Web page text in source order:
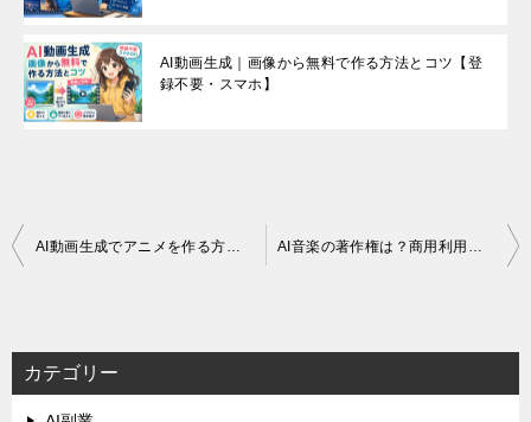
AI動画生成｜画像から無料で作る方法とコツ【登
録不要・スマホ】
投
ビ
ゲ
AI動画生成でアニメを作る方法｜絵柄を崩さない作り方4ステップ AI音楽の著作権は？商用利用と侵害の見分け方
カテゴリー